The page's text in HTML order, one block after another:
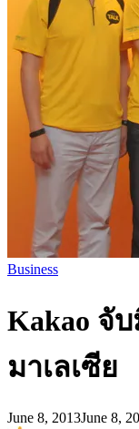
Business
Kakao จั
มาเลเซีย
June 8, 2013June 8,